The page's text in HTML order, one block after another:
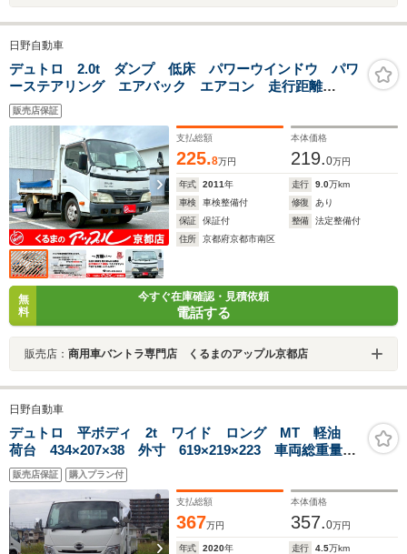
日野自動車
デュトロ 2.0t ダンプ 低床 パワーウインドウ パワ
ーステアリング エアバック エアコン 走行距離
89400km シフト5速ミッション
販売店保証
支払総額
225.8万円
本体価格
219.0万円
年式 2011年 走行 9.0万km
車検
車検整備付 修復
あり
保証
保証付 整備
法定整備付
住所
京都府京都市南区
無
料
今すぐ在庫確認・見積依頼
電話する
販売店： 商用車バントラ専門店 くるまのアップル京都店
日野自動車
デュトロ 平ボディ 2t ワイド ロング MT 軽油
荷台 434×207×38 外寸 619×219×223 車両総重量
5.0t 準中型免許証 1ナンバー エンジン型式 N04C
4000CC 保証付 小型 トラック 荷台地上高約89cm
販売店保証 購入プラン付
支払総額
367万円
本体価格
357.0万円
年式 2020年 走行 4.5万km